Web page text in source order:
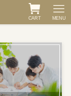
CART MENU